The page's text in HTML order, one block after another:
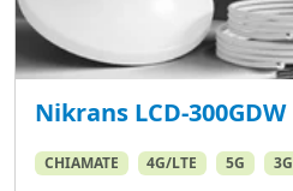
Nikrans LCD-300GDW
CHIAMATE 4G/LTE 5G 3G